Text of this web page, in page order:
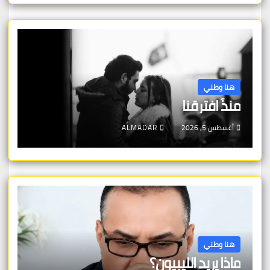
هنا وطني
منذُ افترقنا
أغسطس 5, 2026 ALMADAR
هنا وطني
ماذا يريد الليبيون؟